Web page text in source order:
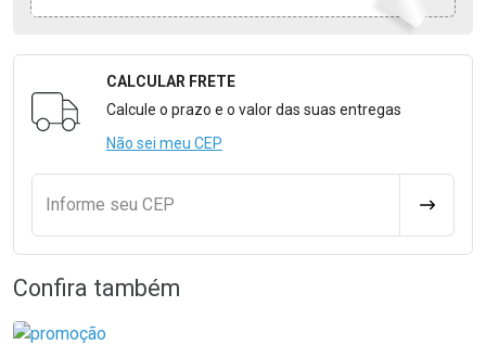
Formulário para Calcular o Frete
CALCULAR FRETE
Calcule o prazo e o valor das suas entregas
Não sei meu CEP
Informe seu CEP
Confira também